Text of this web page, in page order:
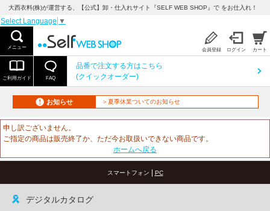
大西衣料(株)が運営する、【公式】卸・仕入れサイト『SELF WEB SHOP』で をお仕入れ！
Select Language ▼
メニュー 会員登録 ログイン カート
ご利用ガイド FAQ
品番で注文する方はこちら
(クイックオーダー)
お知らせ ＞夏季休業ついてのお知らせ
申し訳ございません。
ご指定の商品は販売終了か、ただ今お取扱いできない商品です。
ホームへ戻る
スマートフォン | PC
デジタルカタログ